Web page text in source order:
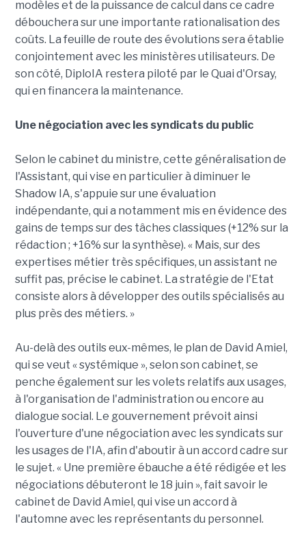
modèles et de la puissance de calcul dans ce cadre
débouchera sur une importante rationalisation des
coûts. La feuille de route des évolutions sera établie
conjointement avec les ministères utilisateurs. De
son côté, DiploIA restera piloté par le Quai d'Orsay,
qui en financera la maintenance.
Une négociation avec les syndicats du public
Selon le cabinet du ministre, cette généralisation de
l'Assistant, qui vise en particulier à diminuer le
Shadow IA, s'appuie sur une évaluation
indépendante, qui a notamment mis en évidence des
gains de temps sur des tâches classiques (+12% sur la
rédaction ; +16% sur la synthèse). « Mais, sur des
expertises métier très spécifiques, un assistant ne
suffit pas, précise le cabinet. La stratégie de l'Etat
consiste alors à développer des outils spécialisés au
plus près des métiers. »
Au-delà des outils eux-mêmes, le plan de David Amiel,
qui se veut « systémique », selon son cabinet, se
penche également sur les volets relatifs aux usages,
à l'organisation de l'administration ou encore au
dialogue social. Le gouvernement prévoit ainsi
l'ouverture d'une négociation avec les syndicats sur
les usages de l'IA, afin d'aboutir à un accord cadre sur
le sujet. « Une première ébauche a été rédigée et les
négociations débuteront le 18 juin », fait savoir le
cabinet de David Amiel, qui vise un accord à
l'automne avec les représentants du personnel.